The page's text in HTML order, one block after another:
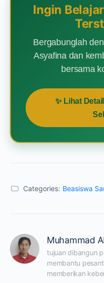
Ingin
Bergabunglah
Asyafina dan
bersama
✨ Lihat
Categories: Beasiswa
Muhammad
tujuan dibangun
membantu
memberikan